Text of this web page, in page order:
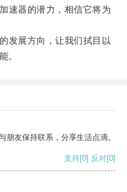
器的潜力，相信它将为
展方向，让我们拭目以
。
朋友保持联系，分享生活点滴。
支持[0] 反对[0]